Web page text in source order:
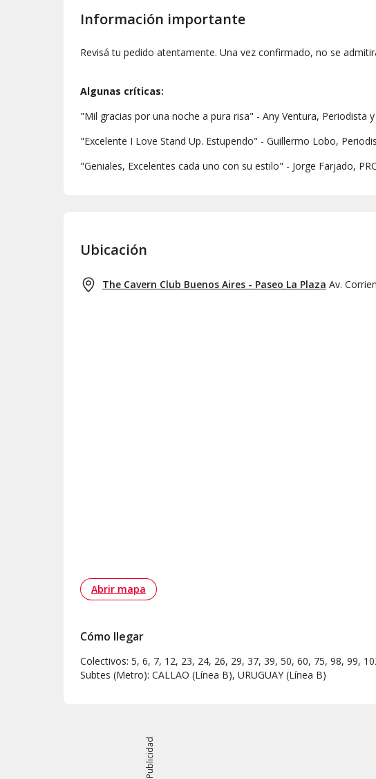
Información importante
Revisá tu pedido atentamente. Una vez confirmado, no se
Algunas críticas:
"Mil gracias por una noche a pura risa" - Any Ventura, Periodista
"Excelente I Love Stand Up. Estupendo" - Guillermo Lobo,
"Geniales, Excelentes cada uno con su estilo" - Jorge Farjado,
Ubicación
The Cavern Club Buenos Aires - Paseo La Plaza Av.
Abrir mapa
Cómo llegar
Colectivos: 5, 6, 7, 12, 23, 24, 26, 29, 37, 39, 50, 60, 75, 98, 99,
Subtes (Metro): CALLAO (Línea B), URUGUAY (Línea B)
Publicidad